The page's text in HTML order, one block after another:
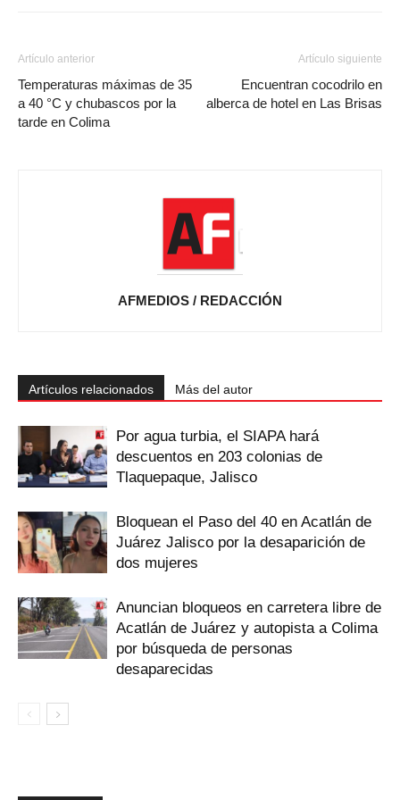
Artículo anterior
Temperaturas máximas de 35
a 40 °C y chubascos por la
tarde en Colima
Artículo siguiente
Encuentran cocodrilo en
alberca de hotel en Las Brisas
AFMEDIOS / REDACCIÓN
Artículos relacionados Más del autor
Por agua turbia, el SIAPA hará
descuentos en 203 colonias de
Tlaquepaque, Jalisco
Bloquean el Paso del 40 en Acatlán de
Juárez Jalisco por la desaparición de
dos mujeres
Anuncian bloqueos en carretera libre de
Acatlán de Juárez y autopista a Colima
por búsqueda de personas
desaparecidas